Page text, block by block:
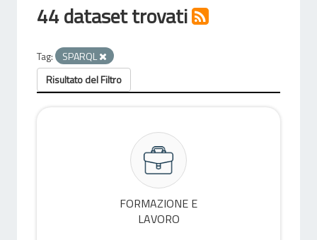
44 dataset trovati
Tag:
SPARQL
Risultato del Filtro
FORMAZIONE E
LAVORO